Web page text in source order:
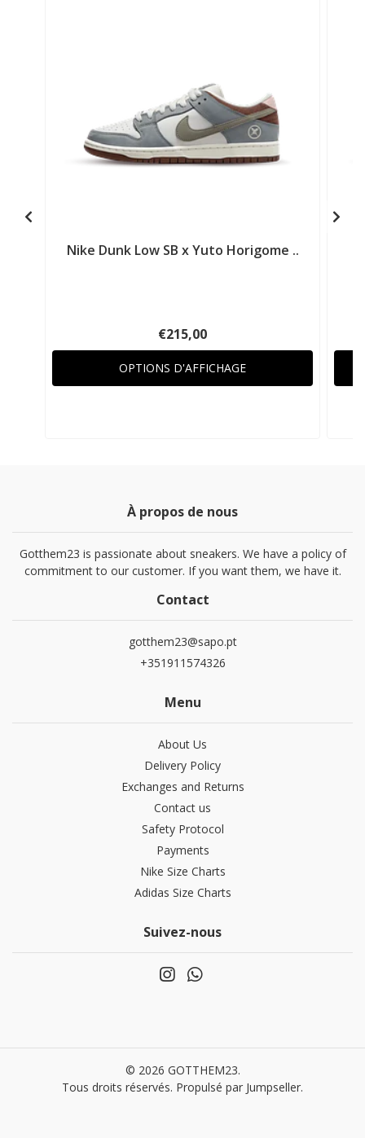
Nike Dunk Low SB x Yuto Horigome ..
€215,00
OPTIONS D'AFFICHAGE
À propos de nous
Gotthem23 is passionate about sneakers. We have a policy of
commitment to our customer. If you want them, we have it.
Contact
gotthem23@sapo.pt
+351911574326
Menu
About Us
Delivery Policy
Exchanges and Returns
Contact us
Safety Protocol
Payments
Nike Size Charts
Adidas Size Charts
Suivez-nous
© 2026 GOTTHEM23.
Tous droits réservés. Propulsé par Jumpseller.